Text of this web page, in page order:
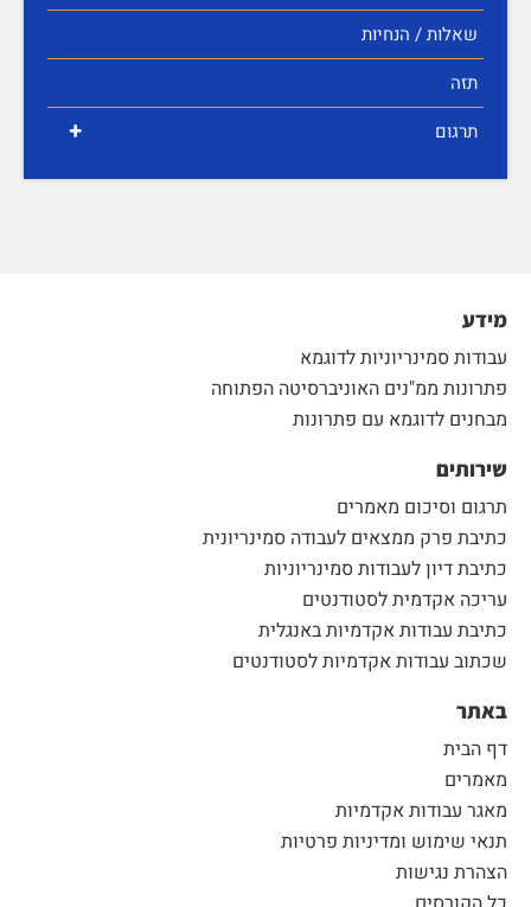
שאלות / הנחיות
תזה
+ תרגום
מידע
עבודות סמינריוניות לדוגמא
פתרונות ממ"נים האוניברסיטה הפתוחה
מבחנים לדוגמא עם פתרונות
שירותים
תרגום וסיכום מאמרים
כתיבת פרק ממצאים לעבודה סמינריונית
כתיבת דיון לעבודות סמינריוניות
עריכה אקדמית לסטודנטים
כתיבת עבודות אקדמיות באנגלית
שכתוב עבודות אקדמיות לסטודנטים
באתר
דף הבית
מאמרים
מאגר עבודות אקדמיות
תנאי שימוש ומדיניות פרטיות
הצהרת נגישות